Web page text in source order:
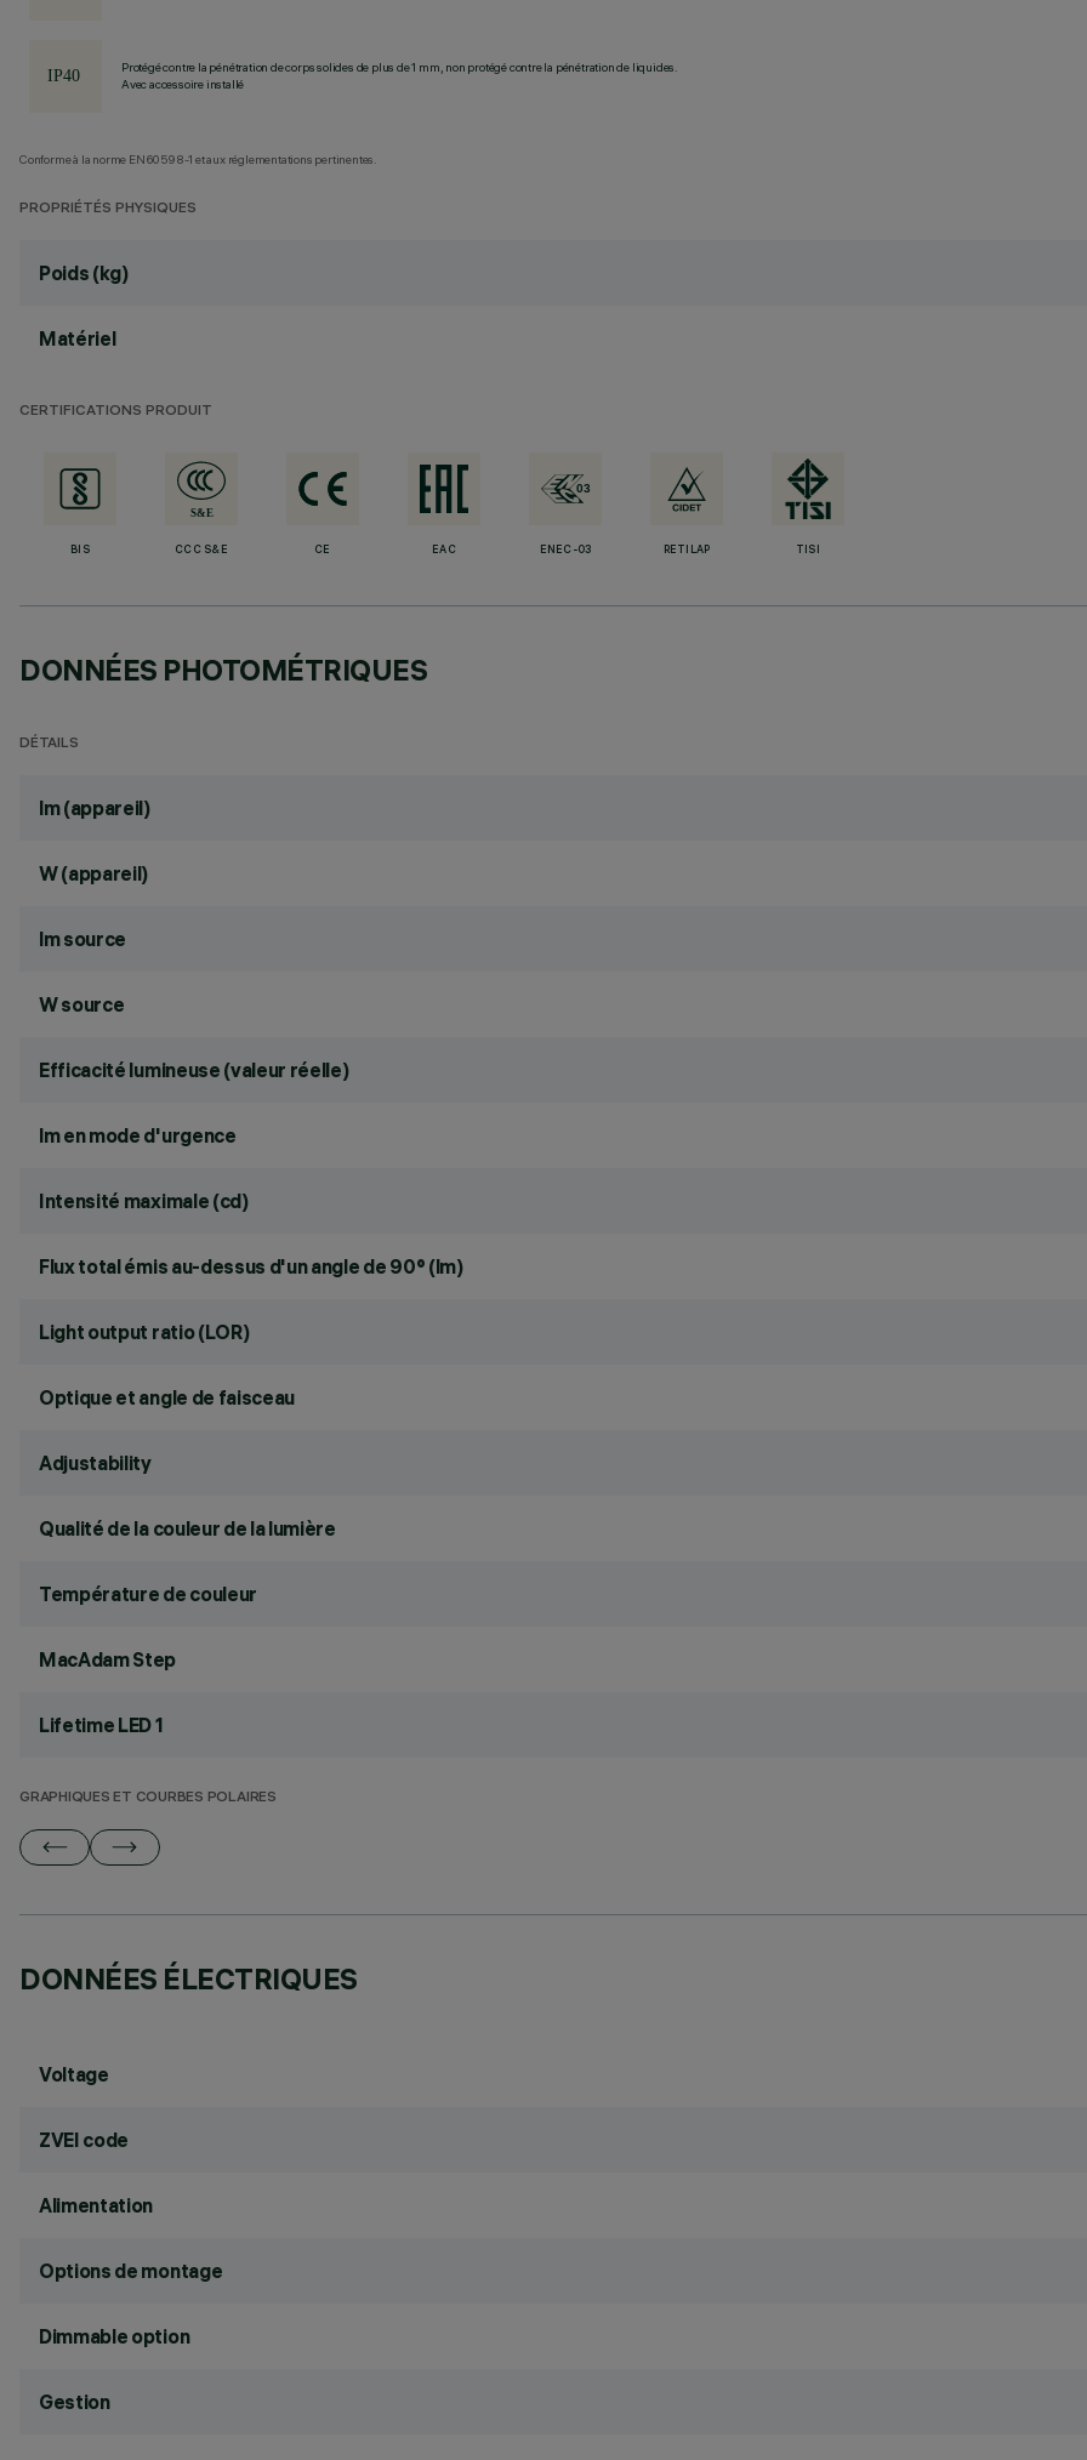
Protégé contre la pénétration de corps solides de plus de 1 mm, non protégé contre la pénétration de liquides.
Avec accessoire installé
Conforme à la norme EN60598-1 et aux réglementations pertinentes.
PROPRIÉTÉS PHYSIQUES
Poids (kg)
Matériel
CERTIFICATIONS PRODUIT
BIS CCC S&E CE EAC ENEC-03 RETILAP TISI
DONNÉES PHOTOMÉTRIQUES
DÉTAILS
lm (appareil)
W (appareil)
lm source
W source
Efficacité lumineuse (valeur réelle)
lm en mode d'urgence
Intensité maximale (cd)
Flux total émis au-dessus d'un angle de 90° (lm)
Light output ratio (LOR)
Optique et angle de faisceau
Adjustability
Qualité de la couleur de la lumière
Température de couleur
MacAdam Step
Lifetime LED 1
GRAPHIQUES ET COURBES POLAIRES
DONNÉES ÉLECTRIQUES
Voltage
ZVEI code
Alimentation
Options de montage
Dimmable option
Gestion